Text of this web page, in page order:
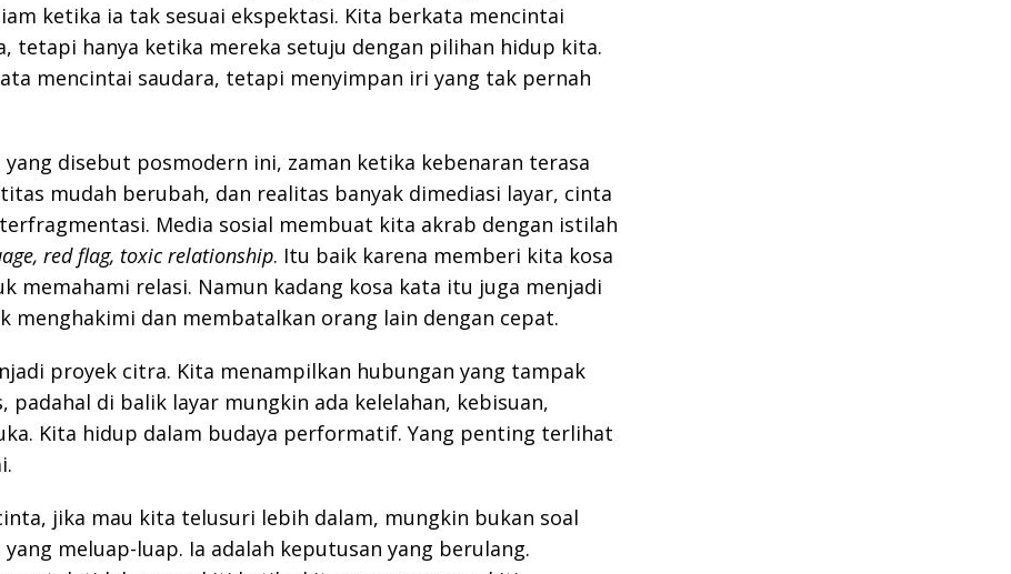
ketika ia tak sesuai ekspektasi. Kita berkata mencintai
tetapi hanya ketika mereka setuju dengan pilihan hidup kita.
mencintai saudara, tetapi menyimpan iri yang tak pernah
yang disebut posmodern ini, zaman ketika kebenaran terasa
mudah berubah, dan realitas banyak dimediasi layar, cinta
Media sosial membuat kita akrab dengan istilah
red flag, toxic relationship. Itu baik karena memberi kita kosa
memahami relasi. Namun kadang kosa kata itu juga menjadi
menghakimi dan membatalkan orang lain dengan cepat.
proyek citra. Kita menampilkan hubungan yang tampak
padahal di balik layar mungkin ada kelelahan, kebisuan,
Kita hidup dalam budaya performatif. Yang penting terlihat
jika mau kita telusuri lebih dalam, mungkin bukan soal
yang meluap-luap. Ia adalah keputusan yang berulang.